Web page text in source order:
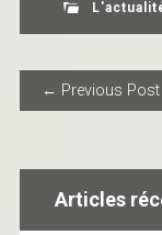
POST
← Previous Post
Articles